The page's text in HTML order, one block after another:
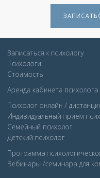
Записаться к психологу
Психологи
Стоимость
Аренда кабинета психолога
Психолог онлайн /
Индивидуальный прием
Семейный психолог
Детcкий психолог
Программа
Вебинары /семинара для